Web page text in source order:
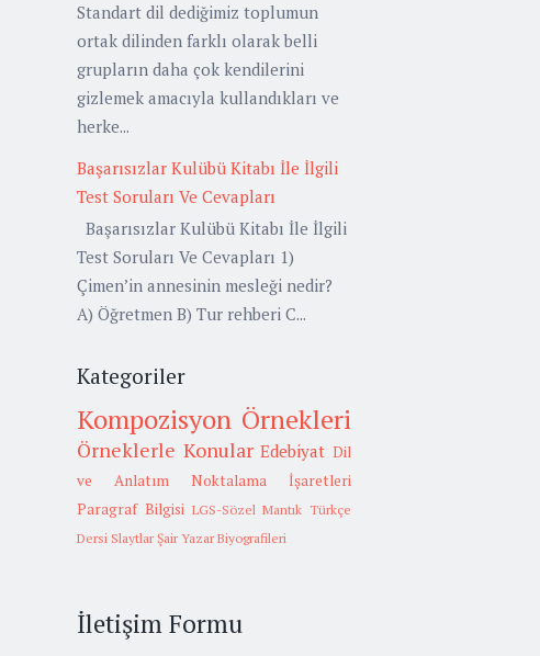
Standart dil dediğimiz toplumun
ortak dilinden farklı olarak belli
grupların daha çok kendilerini
gizlemek amacıyla kullandıkları ve
herke...
Başarısızlar Kulübü Kitabı İle İlgili
Test Soruları Ve Cevapları
Başarısızlar Kulübü Kitabı İle İlgili
Test Soruları Ve Cevapları 1)
Çimen’in annesinin mesleği nedir?
A) Öğretmen B) Tur rehberi C...
Kategoriler
Kompozisyon Örnekleri
Örneklerle Konular Edebiyat Dil
ve Anlatım
Noktalama İşaretleri
Paragraf Bilgisi LGS-Sözel Mantık Türkçe
Dersi Slaytlar Şair Yazar Biyografileri
İletişim Formu